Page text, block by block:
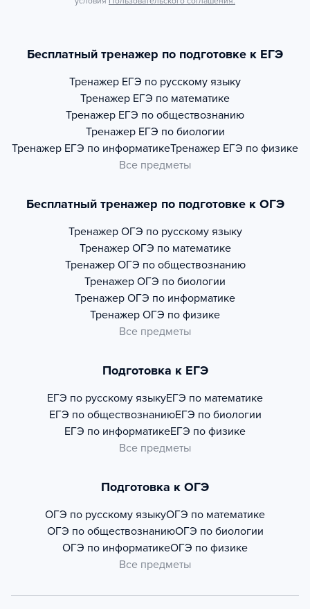
Бесплатный тренажер по подготовке к ЕГЭ
Тренажер ЕГЭ по русскому языку
Тренажер ЕГЭ по математике
Тренажер ЕГЭ по обществознанию
Тренажер ЕГЭ по биологии
Тренажер ЕГЭ по информатикеТренажер ЕГЭ по физике
Все предметы
Бесплатный тренажер по подготовке к ОГЭ
Тренажер ОГЭ по русскому языку
Тренажер ОГЭ по математике
Тренажер ОГЭ по обществознанию
Тренажер ОГЭ по биологии
Тренажер ОГЭ по информатике
Тренажер ОГЭ по физике
Все предметы
Подготовка к ЕГЭ
ЕГЭ по русскому языкуЕГЭ по математике
ЕГЭ по обществознаниюЕГЭ по биологии
ЕГЭ по информатикеЕГЭ по физике
Все предметы
Подготовка к ОГЭ
ОГЭ по русскому языкуОГЭ по математике
ОГЭ по обществознаниюОГЭ по биологии
ОГЭ по информатикеОГЭ по физике
Все предметы